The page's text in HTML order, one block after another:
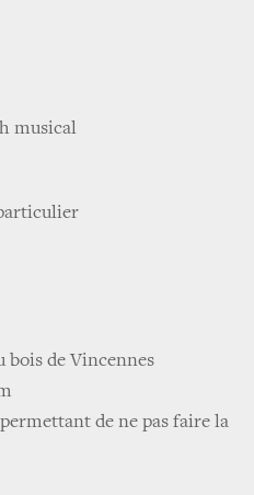
musical
bois de Vincennes
de ne pas faire la